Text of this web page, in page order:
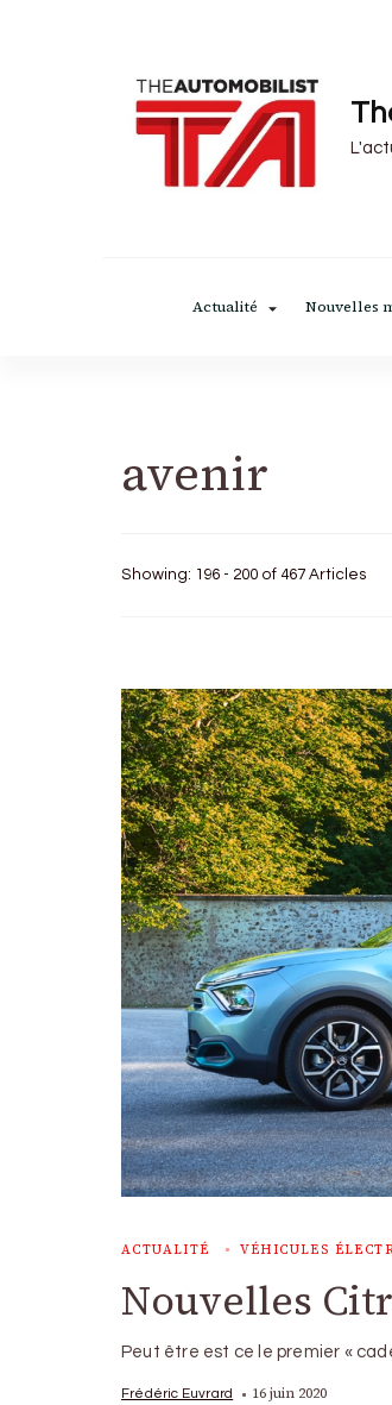
Actualité Nouvelles
avenir
Showing: 196 - 200 of 467 Articles
ACTUALITÉ VÉHICULES
Nouvelles
Peut être est ce le premier «
Frédéric Euvrard 16 juin 2020